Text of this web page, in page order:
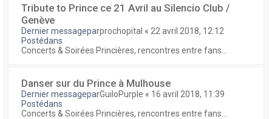
Tribute to Prince ce 21 Avril au Silencio Club /
Genève
Dernier messageparprochopital « 22 avril 2018, 12:12
Postédans
Concerts & Soirées Princières, rencontres entre fans...
Danser sur du Prince à Mulhouse
Dernier messageparGuiloPurple « 16 avril 2018, 11:39
Postédans
Concerts & Soirées Princières, rencontres entre fans...